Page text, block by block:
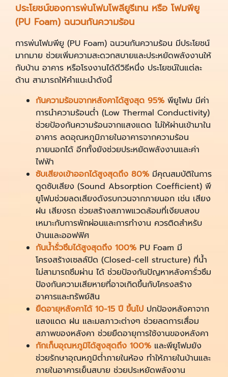
ประโยชน์ของการพ่นโฟมโพลียูรีเทน หรือ โฟมพียู
(PU Foam) ฉนวนกันความร้อน
การพ่นโฟมพียู (PU Foam) ฉนวนกันความร้อน มีประโยชน์
มากมาย ช่วยเพิ่มความสะดวกสบายและประหยัดพลังงานให้
กับบ้าน อาคาร หรือโรงงานได้ดีวิธีหนึ่ง ประโยชน์ในแต่ละ
ด้าน สามารถให้คำแนะนำดังนี้
กันความร้อนจากหลังคาได้สูงสุด 95% พียูโฟม มีค่า
การนำความร้อนต่ำ (Low Thermal Conductivity)
ช่วยป้องกันความร้อนจากแสงแดด ไม่ให้ผ่านเข้ามาใน
อาคาร ลดอุณหภูมิภายในอาคารจากความร้อน
ภายนอกได้ อีกทั้งยังช่วยประหยัดพลังงานและค่า
ไฟฟ้า
ซับเสียงเข้าออกได้สูงสุดถึง 80% มีคุณสมบัติในการ
ดูดซับเสียง (Sound Absorption Coefficient) พี
ยูโฟมช่วยลดเสียงดังรบกวนจากภายนอก เช่น เสียง
ฝน เสียงรถ ช่วยสร้างสภาพแวดล้อมที่เงียบสงบ
เหมาะกับการพักผ่อนและการทำงาน ควรติดสำหรับ
บ้านและออฟฟิศ
กันน้ำรั่วซึมได้สูงสุดถึง 100% PU Foam มี
โครงสร้างเซลล์ปิด (Closed-cell structure) ที่น้ำ
ไม่สามารถซึมผ่าน ได้ ช่วยป้องกันปัญหาหลังคารั่วซึม
ป้องกันความเสียหายที่อาจเกิดขึ้นกับโครงสร้าง
อาคารและทรัพย์สิน
ยืดอายุหลังคาได้ 10-15 ปี ขึ้นไป ปกป้องหลังคาจาก
แสงแดด ฝน และมลภาวะต่างๆ ช่วยลดการเสื่อม
สภาพของหลังคา ช่วยยืดอายุการใช้งานของหลังคา
กักเก็บอุณหภูมิได้สูงสุดถึง 100% และพียูโฟมยัง
ช่วยรักษาอุณหภูมิต่ำภายในห้อง ทำให้ภายในบ้านและ
ภายในอาคารเย็นสบาย ช่วยประหยัดพลังงาน